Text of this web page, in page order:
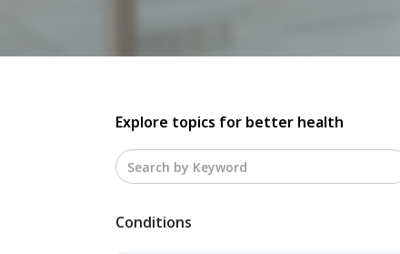
Explore topics for better health
Conditions